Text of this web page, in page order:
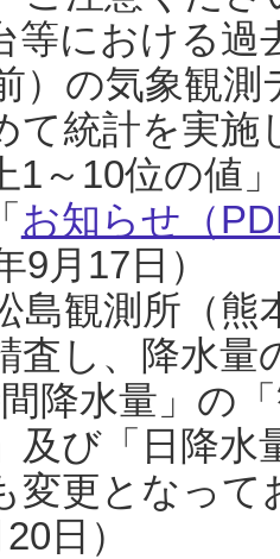
等における過
）の気象観
て統計を実
1～10位の値
お知らせ（
9月17日）
島観測所（熊
査し、降水
間降水量」の
及び「日降
変更となっ
日）